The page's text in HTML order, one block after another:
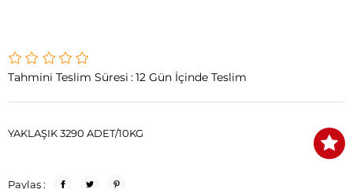
Tahmini Teslim Süresi :12 Gün İçinde Teslim
YAKLAŞIK 3290 ADET/10KG
Paylaş :